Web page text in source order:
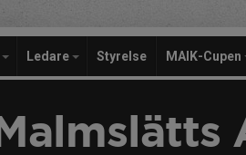
Ledare Styrelse MAIK-Cupen
Malmslätts